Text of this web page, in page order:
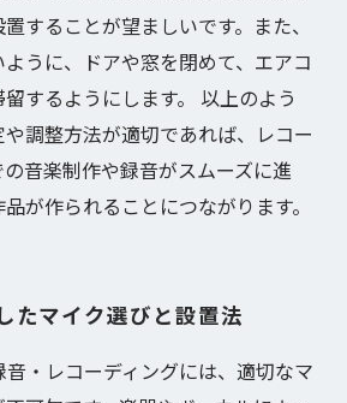
することが望ましいです。また、
うに、ドアや窓を閉めて、エアコ
するようにします。 以上のよう
調整方法が適切であれば、レコー
音楽制作や録音がスムーズに進
が作られることにつながります。
たマイク選びと設置法
・レコーディングには、適切なマ